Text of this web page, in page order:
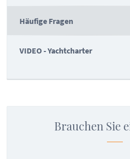
Häufige Fragen
VIDEO - Yachtcharter
Brauchen Sie